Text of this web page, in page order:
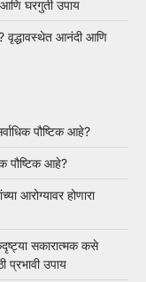
घरगुती उपाय
वृद्धावस्थेत आनंदी आणि
पौष्टिक आहे?
पौष्टिक आहे?
आरोग्यावर होणारा
सकारात्मक कसे
प्रभावी उपाय